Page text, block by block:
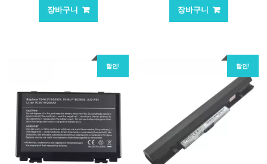
가
격:
장바구니
가
격:
장바구니
할인! 할인!